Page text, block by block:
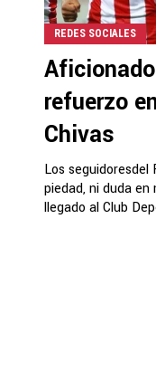
REDES SOCIALES
refuerzo
Chivas
Los seguidoresdel
piedad, ni duda
llegado al Club